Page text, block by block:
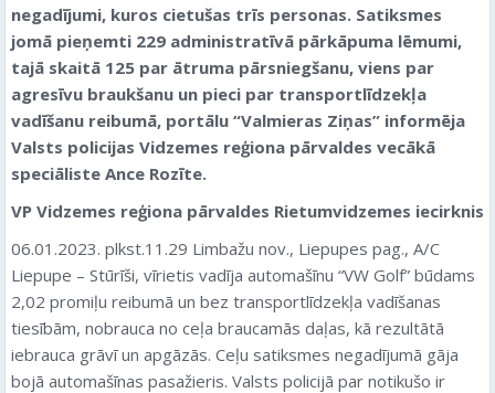
negadījumi, kuros cietušas trīs personas. Satiksmes
jomā pieņemti 229 administratīvā pārkāpuma lēmumi,
tajā skaitā 125 par ātruma pārsniegšanu, viens par
agresīvu braukšanu un pieci par transportlīdzekļa
vadīšanu reibumā, portālu “Valmieras Ziņas” informēja
Valsts policijas Vidzemes reģiona pārvaldes vecākā
speciāliste Ance Rozīte.
VP Vidzemes reģiona pārvaldes Rietumvidzemes iecirknis
06.01.2023. plkst.11.29 Limbažu nov., Liepupes pag., A/C
Liepupe – Stūrīši, vīrietis vadīja automašīnu “VW Golf” būdams
2,02 promiļu reibumā un bez transportlīdzekļa vadīšanas
tiesībām, nobrauca no ceļa braucamās daļas, kā rezultātā
iebrauca grāvī un apgāzās. Ceļu satiksmes negadījumā gāja
bojā automašīnas pasažieris. Valsts policijā par notikušo ir